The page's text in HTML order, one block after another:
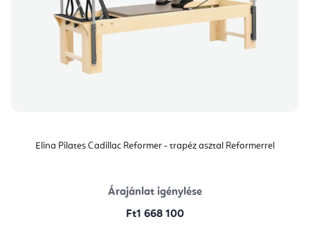
Elina Pilates Cadillac Reformer - trapéz asztal Reformerrel
Árajánlat igénylése
Ft1 668 100